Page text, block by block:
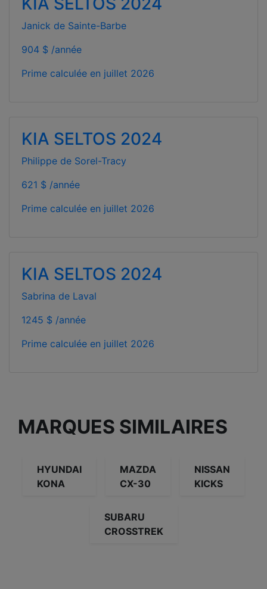
Janick de Sainte-Barbe
904 $ /année
Prime calculée en juillet 2026
KIA SELTOS 2024
Philippe de Sorel-Tracy
621 $ /année
Prime calculée en juillet 2026
KIA SELTOS 2024
Sabrina de Laval
1245 $ /année
Prime calculée en juillet 2026
MARQUES SIMILAIRES
HYUNDAI
KONA
MAZDA
CX-30
NISSAN
KICKS
SUBARU
CROSSTREK